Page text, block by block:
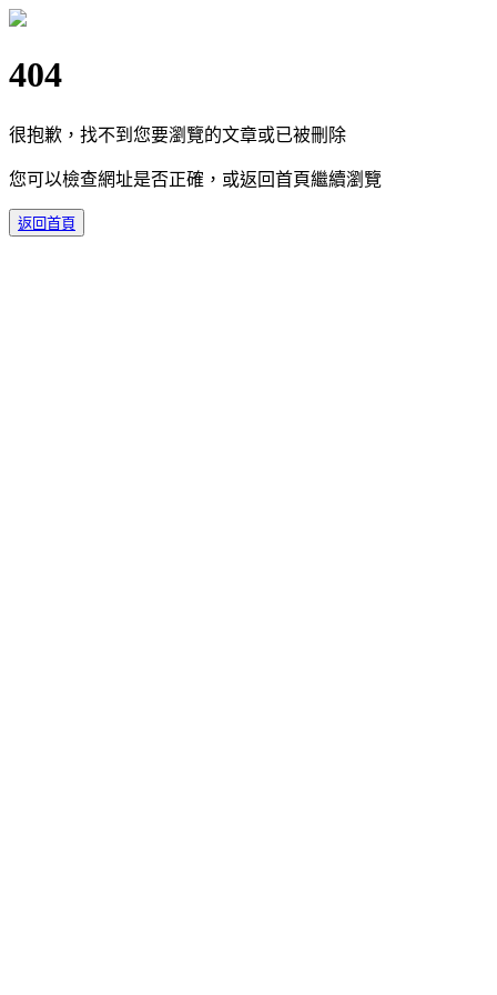
404
很抱歉，找不到您要瀏覽的文章或已被刪除
您可以檢查網址是否正確，或返回首頁繼續瀏覽
返回首頁